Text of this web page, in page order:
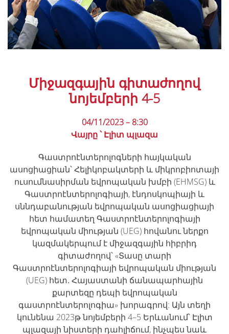
Միջազգային գիտաժողով
նոյեմբերի 4-5
04/11/2023 – 8:30
Վայրը ՝ Էլիտ պլազա
Գաստրոէնտերոլոգների հայկական
ասոցիացիան՝ Հելիկոբակտերի և միկրոբիոտայի
ուսումնասիրման եվրոպական խմբի (EHMSG) և
Գաստրոէնտերոլոգիայի, էնդոսկոպիայի և
սննդաբանության եվրոպական ասոցիացիայի
հետ համատեղ Գաստրոէնտերոլոգիայի
եվրոպական միության (UEG) հովանու ներքո
կազմակերպում է միջազգային հիբրիդ
գիտաժողով՝ «Տասը տարի
Գաստրոէնտերոլոգիայի եվրոպական միության
(UEG) հետ․ Հայաստանի ճանապարհային
քարտեզը դեպի եվրոպական
գաստրոէնտերոլոգիա» խորագրով: Այն տեղի
կունենա 2023թ նոյեմբերի 4–5 Երևանում՝ Էլիտ
պլազայի նիստերի դահլիճում, ինչպես նաև